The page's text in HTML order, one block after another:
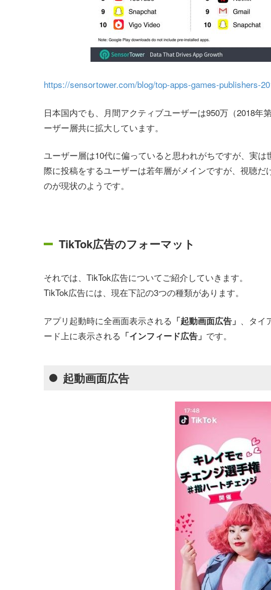
https://sensortower.com/blog/top-apps-games-publishers-
日本国内でも、月間アクティブユーザーは950万（2018年
ーザー層共に拡大しています。
ユーザー層は10代に偏っていると思われがちですが、実
際に投稿をするユーザーは若年層がメインですが、視聴
のが現状のようです。
TikTok広告のフォーマット
それでは、TikTok広告についてご紹介していきます。
TikTok広告には、現在下記の3つの種類があります。
アプリ起動時に全画面表示される 「起動画面広告」 、タイ
ード上に表示される 「インフィード広告」 です。
起動画面広告